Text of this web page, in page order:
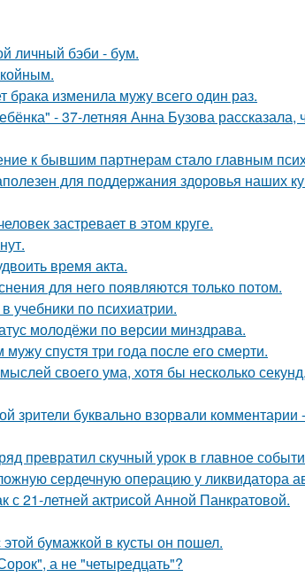
личный бэби - бум.
брака изменила мужу всего один раз.
- 37-летняя Анна Бузова рассказала,
к бывшим партнерам стало главным
для поддержания здоровья наших
застревает в этом круге.
время акта.
для него появляются только потом.
учебники по психиатрии.
молодёжи по версии минздрава.
спустя три года после его смерти.
своего ума, хотя бы несколько
буквально взорвали комментарии
превратил скучный урок в главное
сердечную операцию у ликвидатора
с 21-летней актрисой Анной Панкратовой.
бумажкой в кусты он пошел.
а не "четыредцать"?